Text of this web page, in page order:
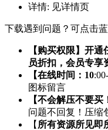
详情: 见详情页
下载遇到问题？可点击
【购买权限】开
员折扣，会员专享
【在线时间：10
图标留言
【不会解压不要买
问题不回复！压缩
【 所有资源所见即